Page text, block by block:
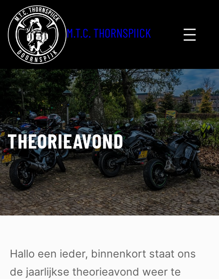
naar
de
inhoud
M.T.C. THORNSPIICK
THEORIEAVOND
Hallo een ieder, binnenkort staat ons
de jaarlijkse theorieavond weer te